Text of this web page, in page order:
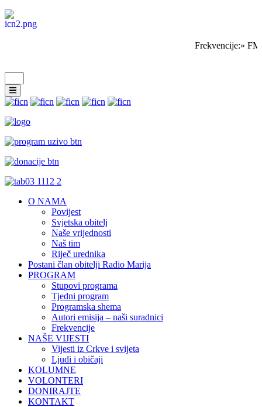
Frekvencije:»
O NAMA
Povijest
Svjetska obitelj
Naše vrijednosti
Naš tim
Riječ urednika
Postani član obitelji Radio Marija
PROGRAM
Stupovi programa
Tjedni program
Programska shema
Autori emisija – naši suradnici
Frekvencije
NAŠE VIJESTI
Vijesti iz Crkve i svijeta
Ljudi i običaji
KOLUMNE
VOLONTERI
DONIRAJTE
KONTAKT